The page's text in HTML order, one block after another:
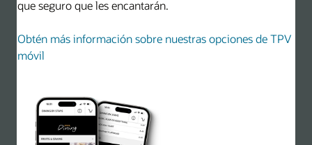
que seguro que les encantarán.
Obtén más información sobre nuestras opciones de TPV
móvil